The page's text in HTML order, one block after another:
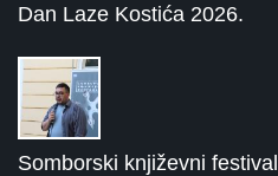
Dan Laze Kostića 2026.
Somborski književni